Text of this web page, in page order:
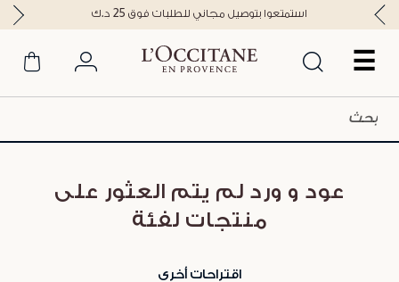
☰
استمتعوا بتوصيل مجاني للطلبات فوق 25 د.ك
عود و ورد لم يتم العثور على
منتجات لفئة
اقتراحات أخرى